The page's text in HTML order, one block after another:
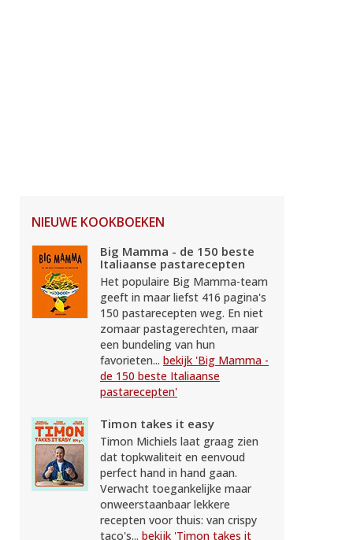
NIEUWE KOOKBOEKEN
Big Mamma - de 150 beste
Italiaanse pastarecepten
Het populaire Big Mamma-team
geeft in maar liefst 416 pagina's
150 pastarecepten weg. En niet
zomaar pastagerechten, maar
een bundeling van hun
favorieten... bekijk 'Big Mamma -
de 150 beste Italiaanse
pastarecepten'
Timon takes it easy
Timon Michiels laat graag zien
dat topkwaliteit en eenvoud
perfect hand in hand gaan.
Verwacht toegankelijke maar
onweerstaanbaar lekkere
recepten voor thuis: van crispy
taco's... bekijk 'Timon takes it